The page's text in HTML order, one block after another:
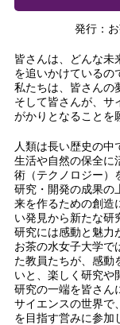
発行：
皆さんは、どんな未
を追いかけているの
私たちは、皆さんの
そして皆さんが、サ
がかりとなることを
人類は長い歴史の
生活や自然の保全に
術（テクノロジー）
研究・開発の成果の
来を作るための創造
い発見から新たな研
研究には感動と魅力
お茶の水女子大学で
た教員たちが、感動
いと、楽しく研究や
研究の一端を皆さん
サイエンスの世界で
を目指す営みに参加